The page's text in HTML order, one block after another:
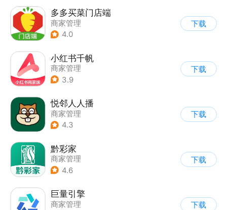
多多买菜门店端
商家管理
4.0
下载
小红书千帆
商家管理
3.9
下载
悦邻人人播
商家管理
4.3
下载
黔彩家
商家管理
4.6
下载
巨量引擎
商家管理
下载